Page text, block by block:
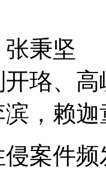
秉坚
珞、高
，赖迦
案件